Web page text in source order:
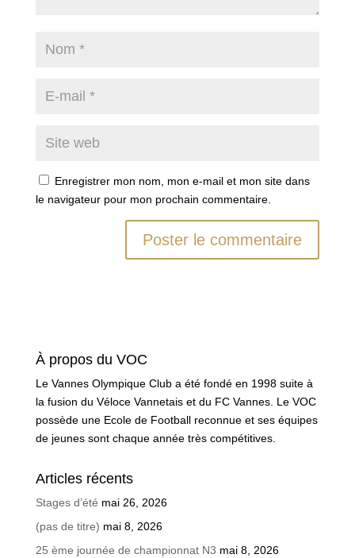
Enregistrer mon nom, mon e-mail et mon site dans
le navigateur pour mon prochain commentaire.
À propos du VOC
Le Vannes Olympique Club a été fondé en 1998 suite à
la fusion du Véloce Vannetais et du FC Vannes. Le VOC
possède une Ecole de Football reconnue et ses équipes
de jeunes sont chaque année très compétitives.
Articles récents
Stages d’été mai 26, 2026
(pas de titre) mai 8, 2026
25 ème journée de championnat N3 mai 8, 2026